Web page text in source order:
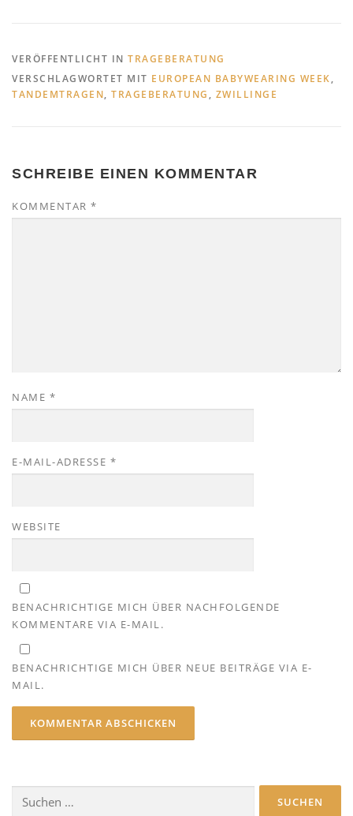
VERÖFFENTLICHT IN TRAGEBERATUNG
VERSCHLAGWORTET MIT EUROPEAN BABYWEARING WEEK,
TANDEMTRAGEN, TRAGEBERATUNG , ZWILLINGE
SCHREIBE EINEN KOMMENTAR
KOMMENTAR *
NAME *
E-MAIL-ADRESSE *
WEBSITE
BENACHRICHTIGE MICH ÜBER NACHFOLGENDE
KOMMENTARE VIA E-MAIL.
BENACHRICHTIGE MICH ÜBER NEUE BEITRÄGE VIA E-
MAIL.
nach: